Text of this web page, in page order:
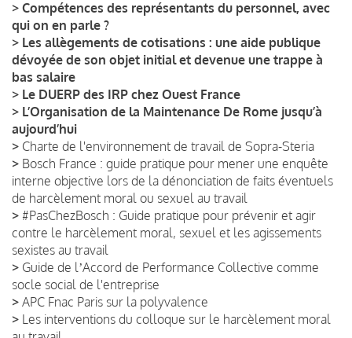
> Compétences des représentants du personnel, avec
qui on en parle ?
> Les allègements de cotisations : une aide publique
dévoyée de son objet initial et devenue une trappe à
bas salaire
> Le DUERP des IRP chez Ouest France
> L’Organisation de la Maintenance De Rome jusqu’à
aujourd’hui
> Charte de l'environnement de travail de Sopra-Steria
> Bosch France : guide pratique pour mener une enquête
interne objective lors de la dénonciation de faits éventuels
de harcèlement moral ou sexuel au travail
> #PasChezBosch : Guide pratique pour prévenir et agir
contre le harcèlement moral, sexuel et les agissements
sexistes au travail
> Guide de lʼAccord de Performance Collective comme
socle social de l'entreprise
> APC Fnac Paris sur la polyvalence
> Les interventions du colloque sur le harcèlement moral